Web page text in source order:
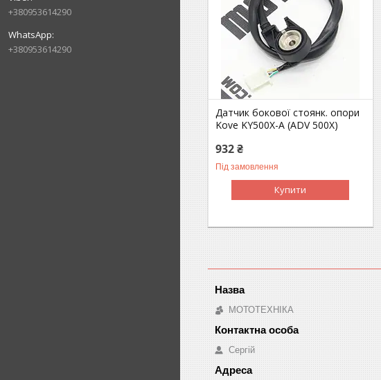
+380953614290
+380953614290
Датчик бокової стоянк. опори
Kove KY500X-A (ADV 500X)
932 ₴
Під замовлення
Купити
МОТОТЕХНІКА
Сергій